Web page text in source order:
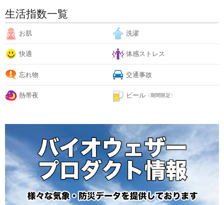
生活指数一覧
お肌 洗濯
快適 体感ストレス
忘れ物 交通事故
熱帯夜 ビール 〈期間限定〉